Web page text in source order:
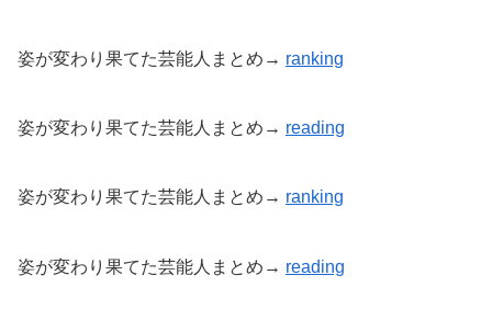
姿が変わり果てた芸能人まとめ→ ranking
姿が変わり果てた芸能人まとめ→ reading
姿が変わり果てた芸能人まとめ→ ranking
姿が変わり果てた芸能人まとめ→ reading